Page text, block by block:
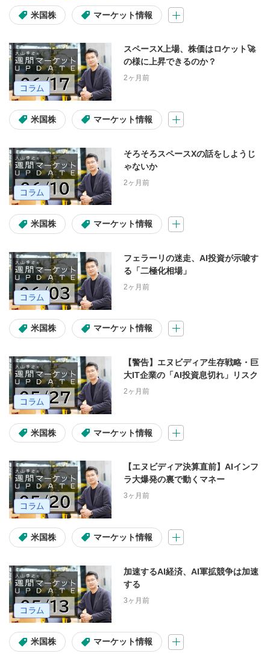
トシゴロ 大山季之の米国株コラム
天海源一郎の個別株TREASURE HUNTER
教えて！フクロウ先生
海老澤界の投信コラム
出演者
窪田朋一郎
海老澤界 鈴木翔
調べたい内容
画面操作 手続き
よくある困りごと
再発行 ログイン
資金の振り替え 税金
取引の種類
投資信託取引 FX取引
ツール
お客様サイト 日本株アプリ
米国株 マーケット情報
スペースX上場、株価はロケット🚀
の様に上昇できるのか？
2ヶ月前
米国株 マーケット情報
そろそろスペースXの話をしようじ
ゃないか
2ヶ月前
米国株 マーケット情報
フェラーリの迷走、AI投資が示唆す
る「二極化相場」
2ヶ月前
米国株 マーケット情報
【警告】エヌビディア生存戦略・巨
大IT企業の「AI投資息切れ」リスク
2ヶ月前
米国株 マーケット情報
【エヌビディア決算直前】AIインフ
ラ大爆発の裏で動くマネー
3ヶ月前
米国株 マーケット情報
加速するAI経済、AI軍拡競争は加速
する
3ヶ月前
米国株 マーケット情報